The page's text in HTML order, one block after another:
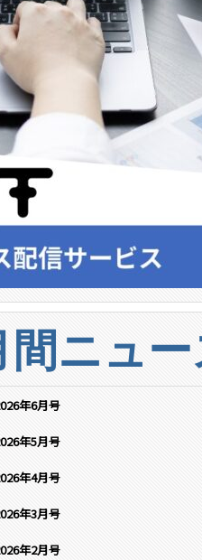
間ニュ
年6月号
年5月号
年4月号
年3月号
年2月号